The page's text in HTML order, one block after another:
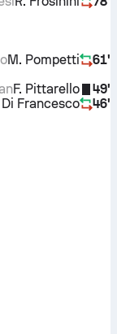
61'
M. Pompetti
49'
F. Pittarello
46'
Di Francesco